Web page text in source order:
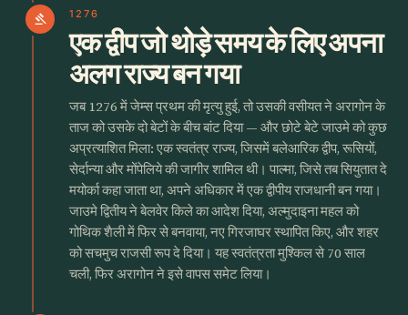
gavel 1276
एक द्वीप जो थोड़े समय के लिए अपना
अलग राज्य बन गया
जब 1276 में जेम्स प्रथम की मृत्यु हुई, तो उसकी वसीयत ने अरागोन के
ताज को उसके दो बेटों के बीच बांट दिया — और छोटे बेटे जाउमे को कुछ
अप्रत्याशित मिला: एक स्वतंत्र राज्य, जिसमें बलेआरिक द्वीप, रूसियों,
सेर्दान्या और मोंपेलिये की जागीर शामिल थी। पाल्मा, जिसे तब सियुतात दे
मयोर्का कहा जाता था, अपने अधिकार में एक द्वीपीय राजधानी बन गया।
जाउमे द्वितीय ने बेलवेर किले का आदेश दिया, अल्मुदाइना महल को
गोथिक शैली में फिर से बनवाया, नए गिरजाघर स्थापित किए, और शहर
को सचमुच राजसी रूप दे दिया। यह स्वतंत्रता मुश्किल से 70 साल
चली, फिर अरागोन ने इसे वापस समेट लिया।